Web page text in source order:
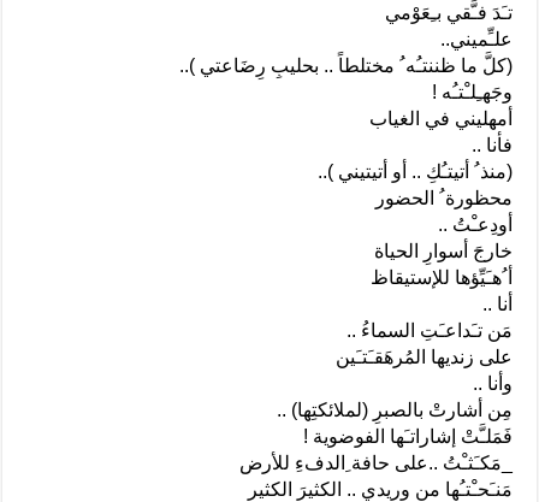
تـَدَ فـَّقي بـِعَوْمي
علـِّميني..
(كلَّ ما ظننتـُه ُ مختلطاً .. بحليبِ رِضَاعتي )..
وجَهـِلـْتـُه !
أمهليني في الغياب
فأنا ..
(منذ ُ أتيتـُكِ .. أو أتيتيني )..
محظورة ُ الحضور
أودِعـْتُ ..
خارجَ أسوارِ الحياة
أ ُهـَيِّؤها للإستيقاظ
أنا ..
مَن تـَداعـَتِ السماءُ ..
على زنديها المُرهَقـَتـَين
وأنا ..
مِن أشارتْ بالصبرِ (لملائكتِها) ..
فَمَلـَّتْ إشاراتـَها الفوضوية !
_مَكـَثـْتُ ..على حافة ِالدفءِ للأرض
مَنـَحـْتـُها من وريدي .. الكثيرَ الكثير